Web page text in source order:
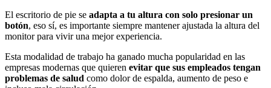
El escritorio de pie se adapta a tu altura con solo presionar un
botón, eso sí, es importante siempre mantener ajustada la altura del
monitor para vivir una mejor experiencia.
Esta modalidad de trabajo ha ganado mucha popularidad en las
empresas modernas que quieren evitar que sus empleados tengan
problemas de salud como dolor de espalda, aumento de peso e